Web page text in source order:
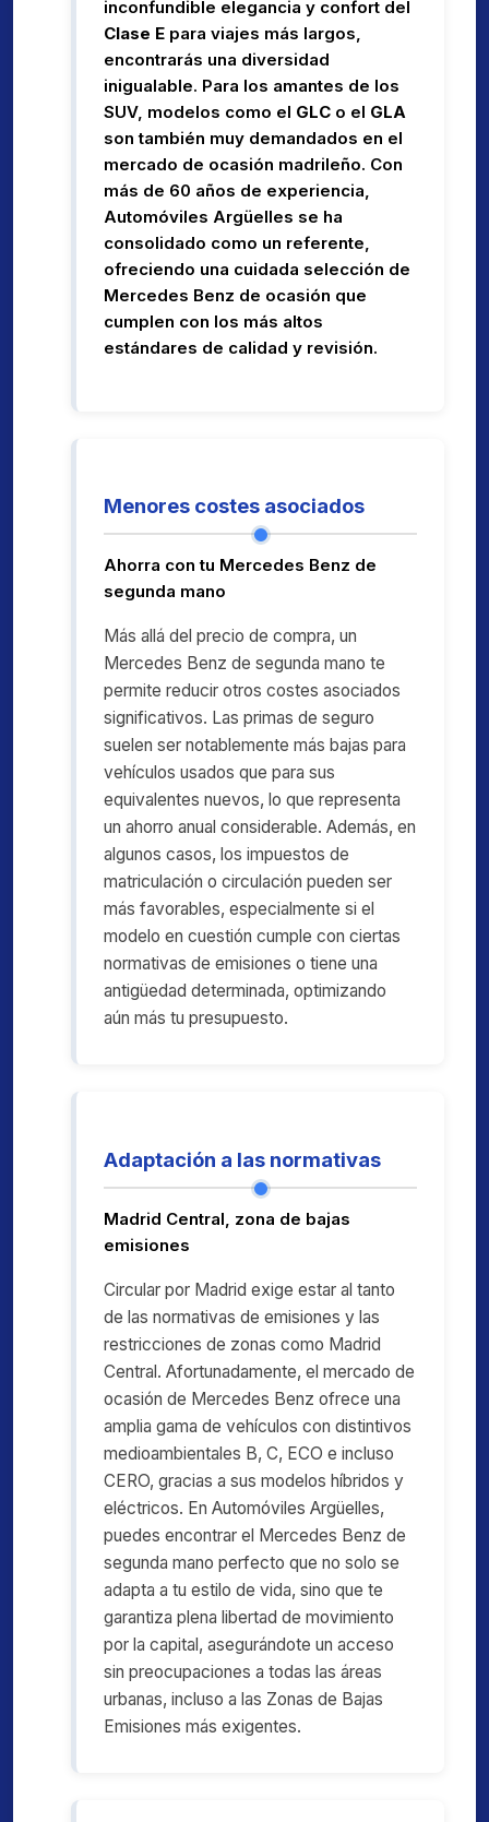
inconfundible elegancia y confort del
Clase E para viajes más largos,
encontrarás una diversidad
inigualable. Para los amantes de los
SUV, modelos como el GLC o el GLA
son también muy demandados en el
mercado de ocasión madrileño. Con
más de 60 años de experiencia,
Automóviles Argüelles se ha
consolidado como un referente,
ofreciendo una cuidada selección de
Mercedes Benz de ocasión que
cumplen con los más altos
estándares de calidad y revisión.
Menores costes asociados
Ahorra con tu Mercedes Benz de
segunda mano
Más allá del precio de compra, un
Mercedes Benz de segunda mano te
permite reducir otros costes asociados
significativos. Las primas de seguro
suelen ser notablemente más bajas para
vehículos usados que para sus
equivalentes nuevos, lo que representa
un ahorro anual considerable. Además, en
algunos casos, los impuestos de
matriculación o circulación pueden ser
más favorables, especialmente si el
modelo en cuestión cumple con ciertas
normativas de emisiones o tiene una
antigüedad determinada, optimizando
aún más tu presupuesto.
Adaptación a las normativas
Madrid Central, zona de bajas
emisiones
Circular por Madrid exige estar al tanto
de las normativas de emisiones y las
restricciones de zonas como Madrid
Central. Afortunadamente, el mercado de
ocasión de Mercedes Benz ofrece una
amplia gama de vehículos con distintivos
medioambientales B, C, ECO e incluso
CERO, gracias a sus modelos híbridos y
eléctricos. En Automóviles Argüelles,
puedes encontrar el Mercedes Benz de
segunda mano perfecto que no solo se
adapta a tu estilo de vida, sino que te
garantiza plena libertad de movimiento
por la capital, asegurándote un acceso
sin preocupaciones a todas las áreas
urbanas, incluso a las Zonas de Bajas
Emisiones más exigentes.